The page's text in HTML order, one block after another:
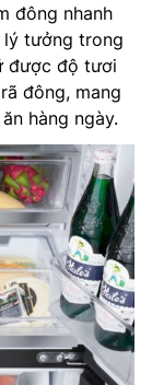
đông nhanh
lý tưởng trong
được độ tươi
đông, mang
hàng ngày.